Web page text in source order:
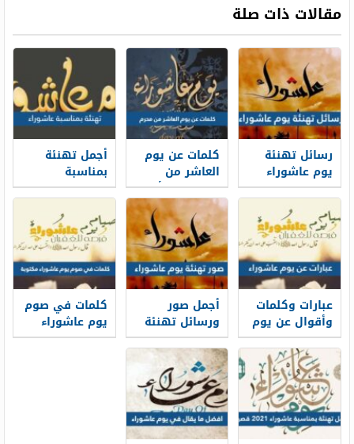
مقالات ذات صلة
رسائل تهنئة
يوم عاشوراء
2026 – 1448
مسجات
وبوستات يوم
عاشوراء
كلمات عن يوم
العاشر من
محرم 1448 أجمل
عبارات عن يوم
عاشوراء
أجمل تهنئة
بمناسبة
عاشوراء 1448
قصيرة
عبارات وكلمات
وأقوال عن يوم
عاشوراء 1448
أجمل صور
ورسائل تهنئة
يوم عاشوراء
1448
كلمات في صوم
يوم عاشوراء
مكتوبة بالصور